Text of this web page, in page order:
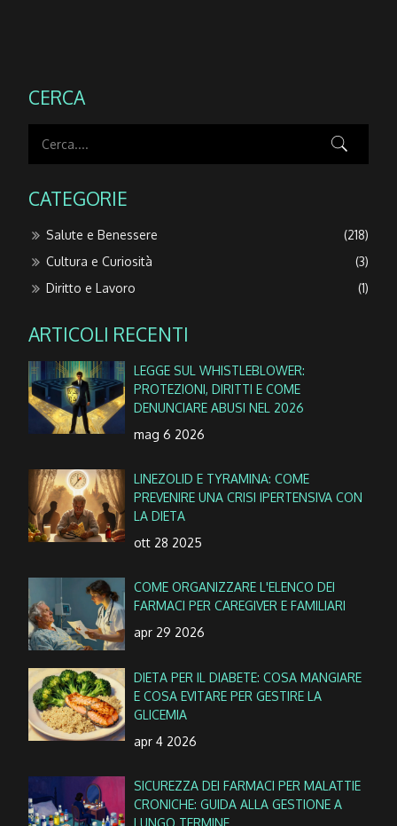
CERCA
CATEGORIE
Salute e Benessere
(218)
Cultura e Curiosità
(3)
Diritto e Lavoro
(1)
ARTICOLI RECENTI
LEGGE SUL WHISTLEBLOWER:
PROTEZIONI, DIRITTI E COME
DENUNCIARE ABUSI NEL 2026
mag 6 2026
LINEZOLID E TYRAMINA: COME
PREVENIRE UNA CRISI IPERTENSIVA CON
LA DIETA
ott 28 2025
COME ORGANIZZARE L'ELENCO DEI
FARMACI PER CAREGIVER E FAMILIARI
apr 29 2026
DIETA PER IL DIABETE: COSA MANGIARE
E COSA EVITARE PER GESTIRE LA
GLICEMIA
apr 4 2026
SICUREZZA DEI FARMACI PER MALATTIE
CRONICHE: GUIDA ALLA GESTIONE A
LUNGO TERMINE